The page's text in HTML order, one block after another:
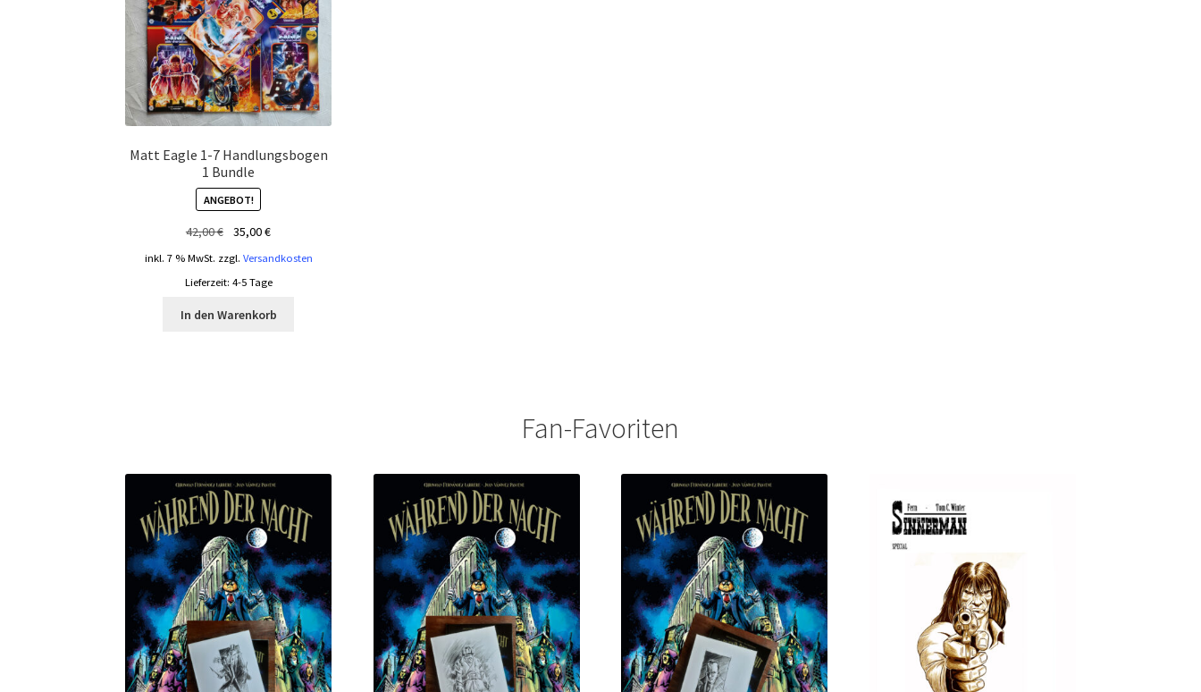
Matt Eagle 1-7 Handlungsbogen
1 Bundle
ANGEBOT!
42,00€
Ursprünglicher
42,00 €
35,00€Aktueller
35,00 €.
inkl. 7 % MwSt. zzgl. Versandkosten
Lieferzeit: 4-5 Tage
In den Warenkorb
Fan-Favoriten